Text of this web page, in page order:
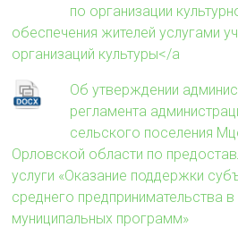
по организации
обеспечения жителей услугами
организаций культуры</a
Об утверждении
регламента
сельского поселения
Орловской области по
услуги «Оказание поддержки
среднего предпринимательства
муниципальных программ»